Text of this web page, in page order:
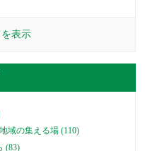
表示
地域の集える場 (110)
(83)